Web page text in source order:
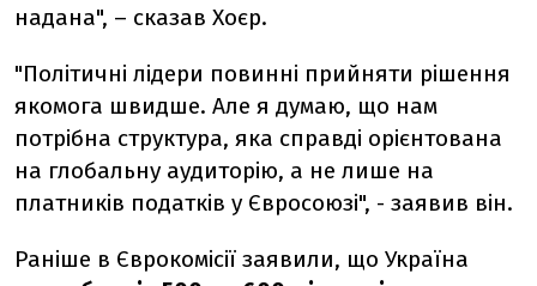
надана", – сказав Хоєр.
"Політичні лідери повинні прийняти рішення
якомога швидше. Але я думаю, що нам
потрібна структура, яка справді орієнтована
на глобальну аудиторію, а не лише на
платників податків у Євросоюзі", - заявив він.
Раніше в Єврокомісії заявили, що Україна